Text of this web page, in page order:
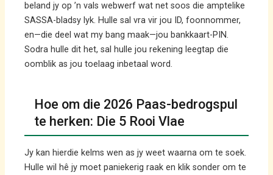
beland jy op ’n vals webwerf wat net soos die amptelike
SASSA-bladsy lyk. Hulle sal vra vir jou ID, foonnommer,
en—die deel wat my bang maak—jou bankkaart-PIN.
Sodra hulle dit het, sal hulle jou rekening leegtap die
oomblik as jou toelaag inbetaal word.
Hoe om die 2026 Paas-bedrogspul
te herken: Die 5 Rooi Vlae
Jy kan hierdie kelms wen as jy weet waarna om te soek.
Hulle wil hê jy moet paniekerig raak en klik sonder om te